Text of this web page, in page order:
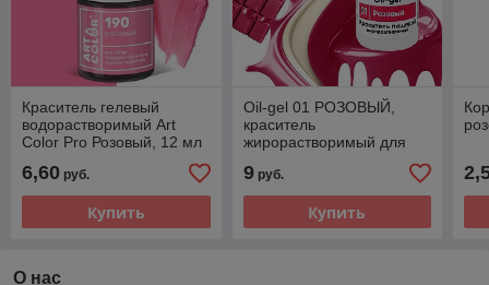
Краситель гелевый
водорастворимый Art
Color Pro Розовый, 12 мл
6,60 руб.
Купить
Oil-gel 01 РОЗОВЫЙ,
краситель
жирорастворимый для
KREDA
9руб.
Купить
О нас